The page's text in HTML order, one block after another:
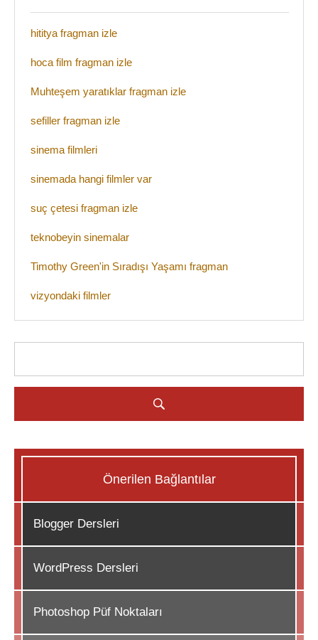
hititya fragman izle
hoca film fragman izle
Muhteşem yaratıklar fragman izle
sefiller fragman izle
sinema filmleri
sinemada hangi filmler var
suç çetesi fragman izle
teknobeyin sinemalar
Timothy Green'in Sıradışı Yaşamı fragman
vizyondaki filmler
Önerilen Bağlantılar
Blogger Dersleri
WordPress Dersleri
Photoshop Püf Noktaları